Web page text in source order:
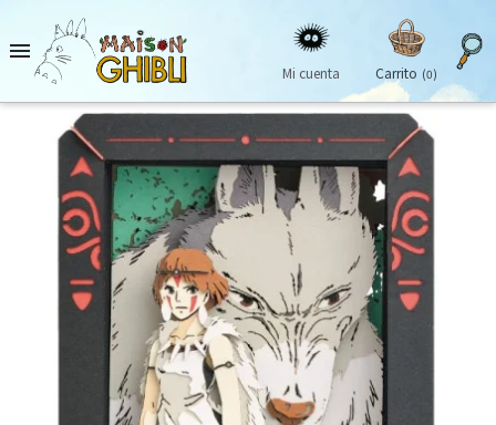

Mi cuenta Carrito (0)